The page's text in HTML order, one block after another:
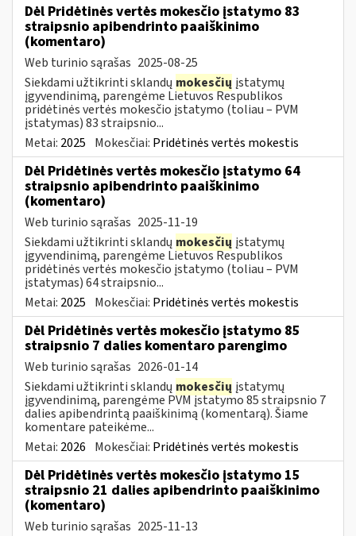
Dėl Pridėtinės vertės mokesčio įstatymo 83
straipsnio apibendrinto paaiškinimo
(komentaro)
Web turinio sąrašas 2025-08-25
Siekdami užtikrinti sklandų mokesčių įstatymų
įgyvendinimą, parengėme Lietuvos Respublikos
pridėtinės vertės mokesčio įstatymo (toliau – PVM
įstatymas) 83 straipsnio...
Metai: 2025 Mokesčiai: Pridėtinės vertės mokestis
Dėl Pridėtinės vertės mokesčio įstatymo 64
straipsnio apibendrinto paaiškinimo
(komentaro)
Web turinio sąrašas 2025-11-19
Siekdami užtikrinti sklandų mokesčių įstatymų
įgyvendinimą, parengėme Lietuvos Respublikos
pridėtinės vertės mokesčio įstatymo (toliau – PVM
įstatymas) 64 straipsnio...
Metai: 2025 Mokesčiai: Pridėtinės vertės mokestis
Dėl Pridėtinės vertės mokesčio įstatymo 85
straipsnio 7 dalies komentaro parengimo
Web turinio sąrašas 2026-01-14
Siekdami užtikrinti sklandų mokesčių įstatymų
įgyvendinimą, parengėme PVM įstatymo 85 straipsnio 7
dalies apibendrintą paaiškinimą (komentarą). Šiame
komentare pateikėme...
Metai: 2026 Mokesčiai: Pridėtinės vertės mokestis
Dėl Pridėtinės vertės mokesčio įstatymo 15
straipsnio 21 dalies apibendrinto paaiškinimo
(komentaro)
Web turinio sąrašas 2025-11-13